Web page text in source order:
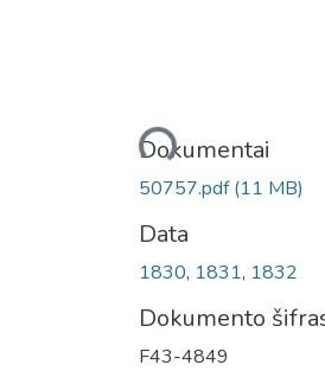
Įkeliama...
Dokumentai
50757.pdf(11 MB)
Data
1830, 1831, 1832
Dokumento
F43-4849